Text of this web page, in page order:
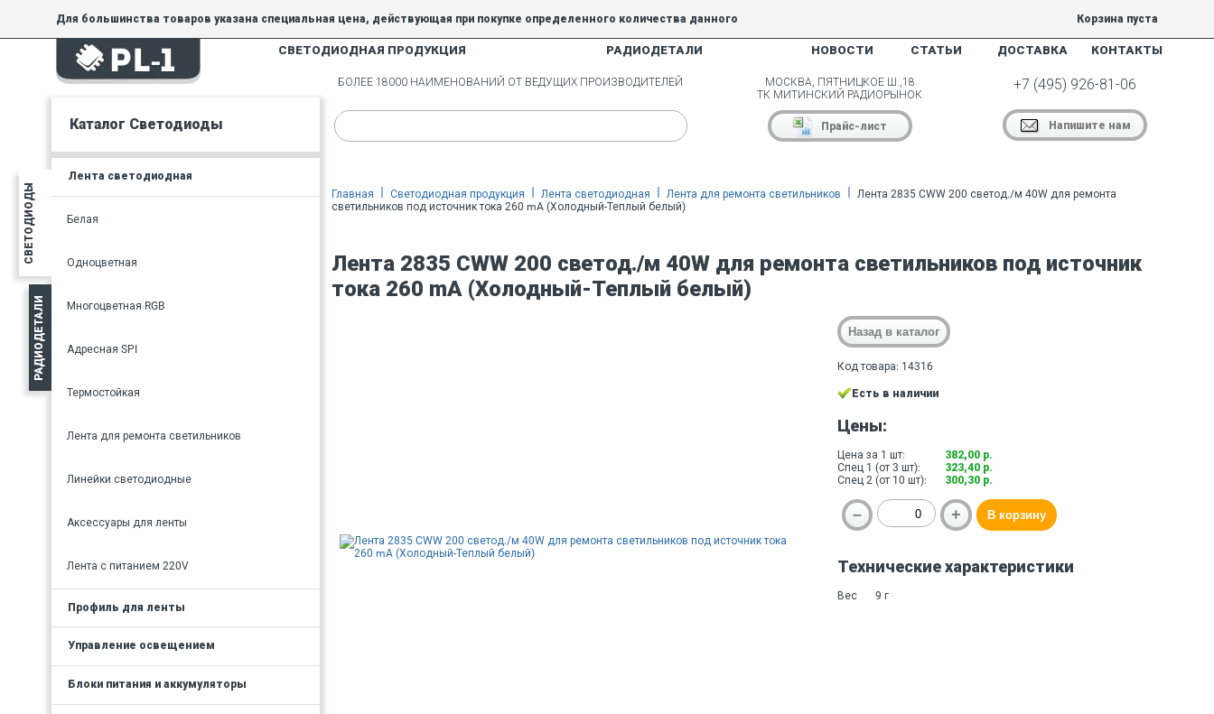
Для большинства товаров указана специальная цена, действующая при покупке определенного количества данного
товара.
На товары, купленные по специальной цене, общие скидки 5% и 10% не действуют.
Корзина пуста
СВЕТОДИОДНАЯ ПРОДУКЦИЯ РАДИОДЕТАЛИ НОВОСТИ СТАТЬИ ДОСТАВКА КОНТАКТЫ
СВЕТОДИОДЫ
РАДИОДЕТАЛИ
Каталог Светодиоды
Лента светодиодная
Белая
Одноцветная
Многоцветная RGB
Адресная SPI
Термостойкая
Лента для ремонта светильников
Линейки светодиодные
Аксессуары для ленты
Лента с питанием 220V
Профиль для ленты
Управление освещением
Блоки питания и аккумуляторы
БОЛЕЕ 18000 НАИМЕНОВАНИЙ ОТ ВЕДУЩИХ ПРОИЗВОДИТЕЛЕЙ
МОСКВА, ПЯТНИЦКОЕ Ш.,18
ТК МИТИНСКИЙ РАДИОРЫНОК
Прайс-лист
+7 (495) 926-81-06
Напишите нам
Главная Светодиодная продукция Лента светодиодная Лента для ремонта светильников
Лента 2835 CWW 200 светод./м 40W для ремонта
светильников под источник тока 260 mA (Холодный-Теплый белый)
Лента 2835 CWW 200 светод./м 40W для ремонта светильников под источник
тока 260 mA (Холодный-Теплый белый)
Код товара: 14316
Есть в наличии
Цены:
Цена за 1 шт:
382,00 р.
Спец 1 (от 3 шт):
323,40 р.
Спец 2 (от 10 шт):
300,30 р.
Технические характеристики
Вес 9 г